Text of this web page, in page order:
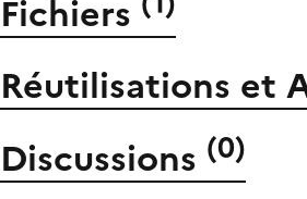
Fichiers
Réutilisations et
Discussions (0)